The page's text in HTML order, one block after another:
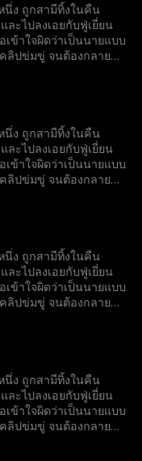
นึ่ง ถูกสามีทิ้งในคืน
ละไปลงเอยกับฟู่เยี่ยน
เข้าใจผิดว่าเป็นนายแบบ
ลิปข่มขู่ จนต้องกลายมา
นึ่ง ถูกสามีทิ้งในคืน
ละไปลงเอยกับฟู่เยี่ยน
เข้าใจผิดว่าเป็นนายแบบ
ลิปข่มขู่ จนต้องกลายมา
นึ่ง ถูกสามีทิ้งในคืน
ละไปลงเอยกับฟู่เยี่ยน
เข้าใจผิดว่าเป็นนายแบบ
ลิปข่มขู่ จนต้องกลายมา
นึ่ง ถูกสามีทิ้งในคืน
ละไปลงเอยกับฟู่เยี่ยน
เข้าใจผิดว่าเป็นนายแบบ
ลิปข่มขู่ จนต้องกลายมา